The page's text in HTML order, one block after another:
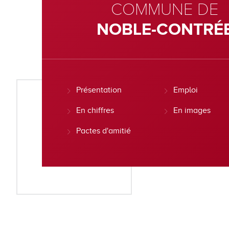
COMMUNE DE
NOBLE-
Présentation Emploi
En chiffres En images
Pactes d'amitié